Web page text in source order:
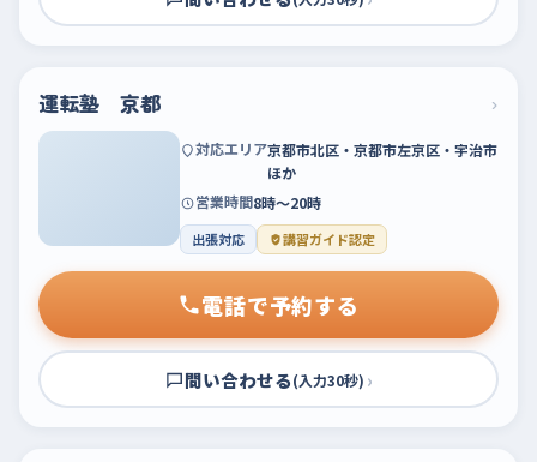
運転塾 京都 ›
対応エリア京都市北区・京都市左京区・宇治市
ほか
営業時間8時～20時
出張対応 講習ガイド認定
電話で予約する
問い合わせる(入力30秒) ›